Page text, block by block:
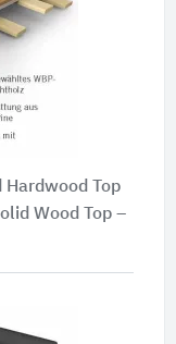
Hardwood Top
Wood Top –